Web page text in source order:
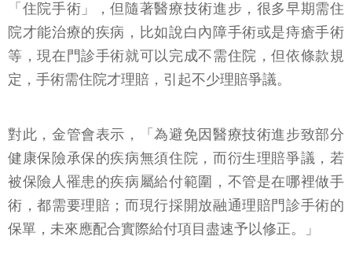
「住院手術」，但隨著醫療技術進步，很多早期需住
院才能治療的疾病，比如說白內障手術或是痔瘡手術
等，現在門診手術就可以完成不需住院，但依條款規
定，手術需住院才理賠，引起不少理賠爭議。
對此，金管會表示，「為避免因醫療技術進步致部分
健康保險承保的疾病無須住院，而衍生理賠爭議，若
被保險人罹患的疾病屬給付範圍，不管是在哪裡做手
術，都需要理賠；而現行採開放融通理賠門診手術的
保單，未來應配合實際給付項目盡速予以修正。」